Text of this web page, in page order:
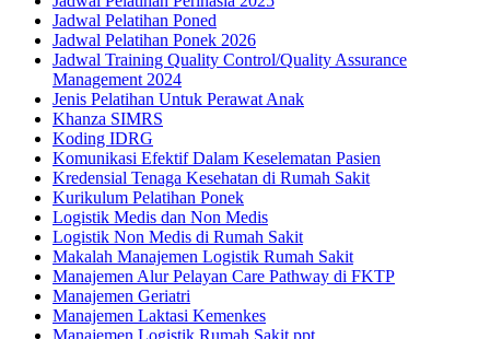
Jadwal Pelatihan Poned
Jadwal Pelatihan Ponek 2026
Jadwal Training Quality Control/Quality Assurance
Management 2024
Jenis Pelatihan Untuk Perawat Anak
Khanza SIMRS
Koding IDRG
Komunikasi Efektif Dalam Keselematan Pasien
Kredensial Tenaga Kesehatan di Rumah Sakit
Kurikulum Pelatihan Ponek
Logistik Medis dan Non Medis
Logistik Non Medis di Rumah Sakit
Makalah Manajemen Logistik Rumah Sakit
Manajemen Alur Pelayan Care Pathway di FKTP
Manajemen Geriatri
Manajemen Laktasi Kemenkes